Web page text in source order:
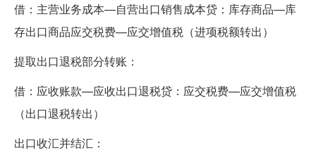
借：主营业务成本—自营出口销售成本贷：库存商品—库
存出口商品应交税费—应交增值税（进项税额转出）
提取出口退税部分转账：
借：应收账款—应收出口退税贷：应交税费—应交增值税
（出口退税转出）
出口收汇并结汇：